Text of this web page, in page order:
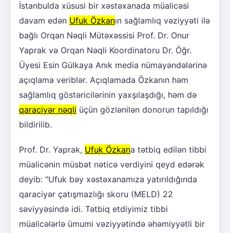
İstanbulda xüsusi bir xəstəxanada müalicəsi
davam edən Ufuk Özkanın sağlamlıq vəziyyəti ilə
bağlı Orqan Nəqli Mütəxəssisi Prof. Dr. Onur
Yaprak və Orqan Nəqli Koordinatoru Dr. Öğr.
Üyesi Esin Gülkaya Anık media nümayəndələrinə
açıqlama veriblər. Açıqlamada Özkanın həm
sağlamlıq göstəricilərinin yaxşılaşdığı, həm də
qaraciyər nəqli üçün gözlənilən donorun tapıldığı
bildirilib.
Prof. Dr. Yaprak, Ufuk Özkana tətbiq edilən tibbi
müalicənin müsbət nəticə verdiyini qeyd edərək
deyib: "Ufuk bəy xəstəxanamıza yatırıldığında
qaraciyər çatışmazlığı skoru (MELD) 22
səviyyəsində idi. Tətbiq etdiyimiz tibbi
müalicələrlə ümumi vəziyyətində əhəmiyyətli bir